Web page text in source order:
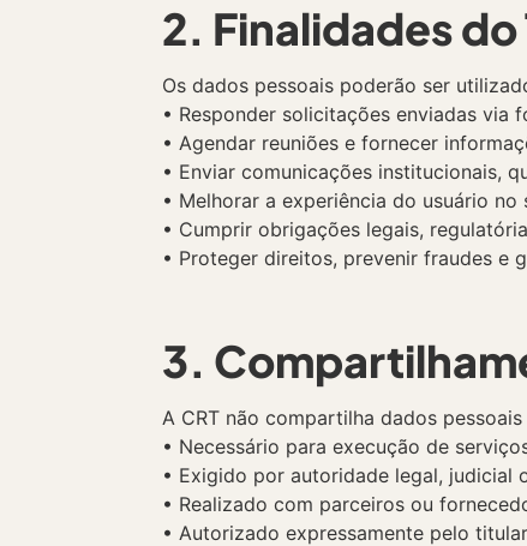
2. Finalidades
Os dados pessoais poderão ser
• Responder solicitações enviadas via
• Agendar reuniões e fornecer
• Enviar comunicações institucionais,
• Melhorar a experiência do usuário no
• Cumprir obrigações legais,
• Proteger direitos, prevenir fraudes e
3.
A CRT não compartilha dados
• Necessário para execução de
• Exigido por autoridade legal, judicial
• Realizado com parceiros ou
• Autorizado expressamente pelo titular